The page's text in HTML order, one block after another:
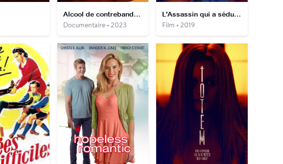
Alcool de contrebande : le meilleur distillateur
Documentaire • 2023
L'Assassin qui a séduit ma Fille
Film • 2019